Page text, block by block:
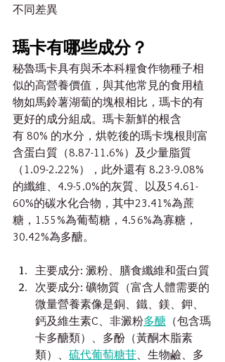
不同差異
瑪卡有哪些成分？
秘魯瑪卡具有與禾本科糧食作物種子相
似的高營養價值，與其他常見的食用植
物如馬鈴薯湖蔔的塊根相比，瑪卡的有
更好的成分組成。瑪卡新鮮的根含
有 80% 的水分，烘乾後的瑪卡塊根則富
含蛋白質（8.87-11.6%）及少量脂質
（1.09-2.22%），此外還有 8.23-9.08%
的纖維、4.9-5.0%的灰質、以及54.61-
60%的碳水化合物，其中23.41%為蔗
糖，1.55%為葡萄糖，4.56%為寡糖，
30.42%為多醣。
主要成分: 澱粉、膳食纖維和蛋白質
次要成分: 礦物質（富含人體需要的
微量營養素像是銅、鐵、鎂、鉀、
鈣及維生素C、非澱粉多醣 （包含瑪
卡多醣類）、多酚（黃酮木脂素
類）、 硫代葡萄糖苷、生物鹼、多